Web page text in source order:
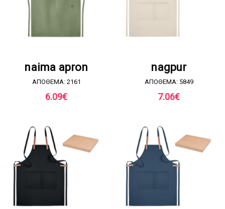
naima apron
ΑΠΟΘΕΜΑ: 2161
6.09€
nagpur
ΑΠΟΘΕΜΑ: 5849
7.06€